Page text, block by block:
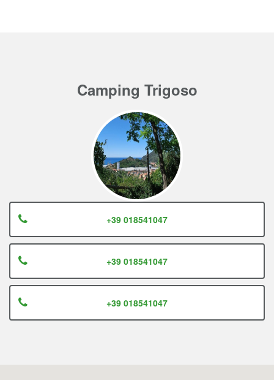
Camping Trigoso
+39 018541047
+39 018541047
+39 018541047